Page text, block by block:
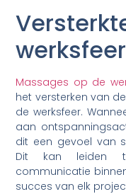
werksfeer
Massages op de
het versterken van
de werksfeer.
aan
dit een gevoel van
Dit kan leiden
communicatie
succes van elk